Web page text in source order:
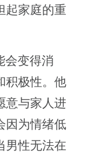
起家庭的重
会变得消
积极性。他
意与家人进
因为情绪低
男性无法在